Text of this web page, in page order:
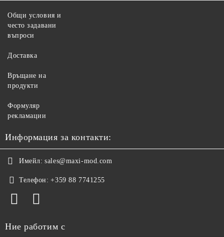
Общи условия и
често задавани
въпроси
Доставка
Връщане на
продукти
Формуляр
рекламации
Информация за контакти:
Имейл: sales@maxi-mod.com
Телефон: +359 88 7741255
Ние работим с